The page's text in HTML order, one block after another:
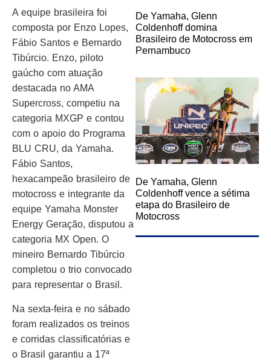
A equipe brasileira foi
composta por Enzo Lopes,
Fábio Santos e Bernardo
Tibúrcio. Enzo, piloto
gaúcho com atuação
destacada no AMA
Supercross, competiu na
categoria MXGP e contou
com o apoio do Programa
BLU CRU, da Yamaha.
Fábio Santos,
hexacampeão brasileiro de
motocross e integrante da
equipe Yamaha Monster
Energy Geração, disputou a
categoria MX Open. O
mineiro Bernardo Tibúrcio
completou o trio convocado
para representar o Brasil.
Na sexta-feira e no sábado
foram realizados os treinos
e corridas classificatórias e
o Brasil garantiu a 17ª
De Yamaha, Glenn
Coldenhoff domina
Brasileiro de Motocross em
Pernambuco
De Yamaha, Glenn
Coldenhoff vence a sétima
etapa do Brasileiro de
Motocross